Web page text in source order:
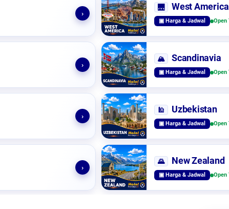
›
🌉 West America
▣ Harga & Jadwal Open
›
🏔️ Scandinavia
▣ Harga & Jadwal Open
›
🕌 Uzbekistan
▣ Harga & Jadwal Open
›
🌄 New Zealand
▣ Harga & Jadwal Open